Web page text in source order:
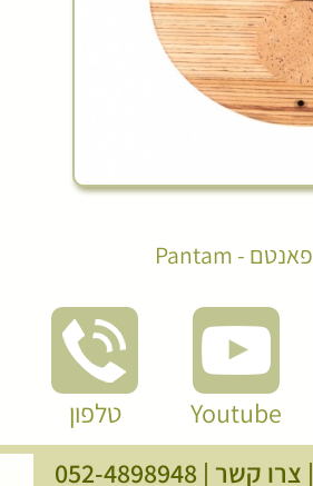
פאנטם - Pantam
Youtube
טלפון
צרו קשר |
052-4898948